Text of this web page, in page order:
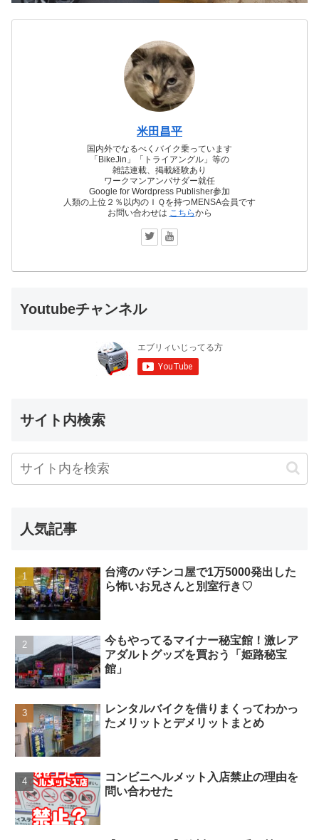
米田昌平
国内外でなるべくバイク乗っています
「BikeJin」「トライアングル」等の
雑誌連載、掲載経験あり
ワークマンアンバサダー就任
Google for Wordpress Publisher参加
人類の上位２％以内のＩＱを持つMENSA会員です
お問い合わせは こちらから
Youtubeチャンネル
サイト内検索
人気記事
台湾のパチンコ屋で1万5000発出した
ら怖いお兄さんと別室行き♡
今もやってるマイナー秘宝館！激レア
アダルトグッズを買おう「姫路秘宝
館」
レンタルバイクを借りまくってわかっ
たメリットとデメリットまとめ
コンビニヘルメット入店禁止の理由を
問い合わせた